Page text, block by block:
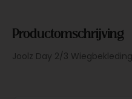
Productomschrijving
Joolz Day 2/3